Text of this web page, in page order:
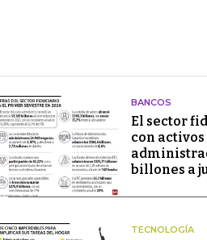
BANCOS
El sector
con activos
billones a
TECNOLOGÍA